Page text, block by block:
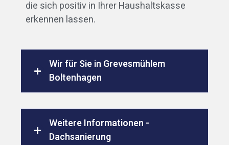
die sich positiv in Ihrer Haushaltskasse
erkennen lassen.
Wir für Sie in Grevesmühlem
Boltenhagen
Weitere Informationen -
Dachsanierung